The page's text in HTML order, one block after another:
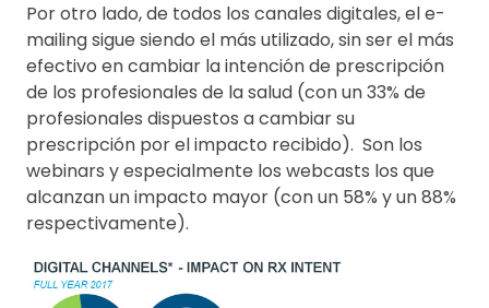
Por otro lado, de todos los canales digitales, el e-
mailing sigue siendo el más utilizado, sin ser el más
efectivo en cambiar la intención de prescripción
de los profesionales de la salud (con un 33% de
profesionales dispuestos a cambiar su
prescripción por el impacto recibido). Son los
webinars y especialmente los webcasts los que
alcanzan un impacto mayor (con un 58% y un 88%
respectivamente).